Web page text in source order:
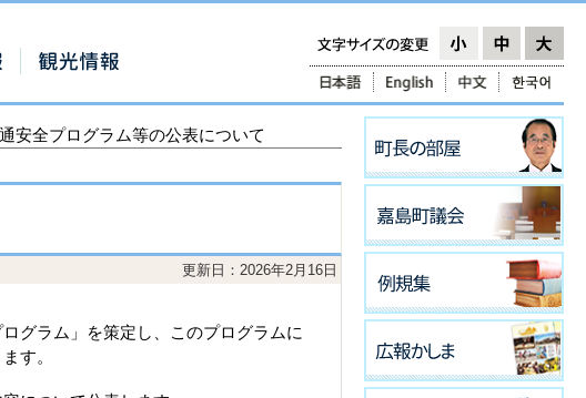
安全プログラム等の公表について
更新日：2026年2月16日
グラム」を策定し、このプログラムに
す。